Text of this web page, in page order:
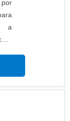
a
a
do